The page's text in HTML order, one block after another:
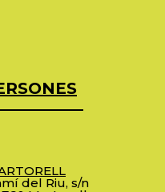
del Riu, s/n